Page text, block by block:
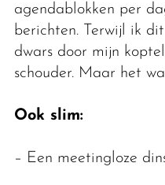
agendablokken per
berichten. Terwijl ik
dwars door mijn
schouder. Maar het
Ook slim:
– Een meetingloze